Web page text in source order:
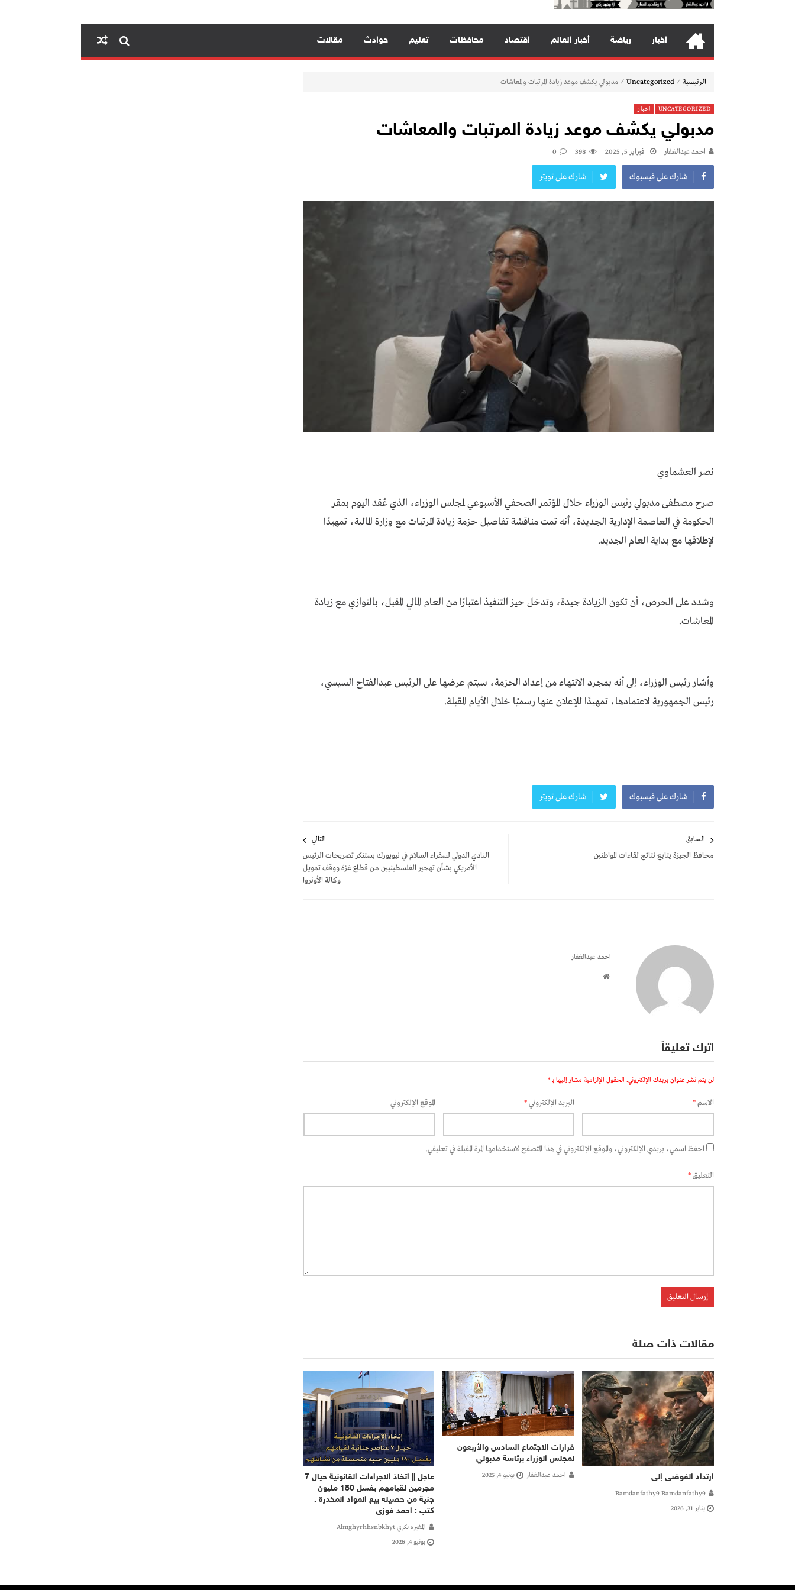
جمعية تنمية المجتمع بالصباح تطلق مبادرة «نساء يصنعن الأثر» وتُنظم ندوة «المناعة
النفسية» للدكتورة شيماء منير الظن
اخبار رياضة أخبار العالم اقتصاد محافظات تعليم حوادث مقالات
الرئيسية ⁄
Uncategorized
⁄ مدبولي يكشف موعد زيادة المرتبات والمعاشات
UNCATEGORIZED اخبار
مدبولي يكشف موعد زيادة المرتبات والمعاشات
احمد عبدالغفار فبراير 5, 2025 398
0
شارك على فيسبوك شارك على تويتر
نصر العشماوي
صرح مصطفى مدبولي رئيس الوزراء خلال المؤتمر الصحفي الأسبوعي لمجلس الوزراء، الذي عُقد اليوم بمقر
الحكومة في العاصمة الإدارية الجديدة، أنه تمت مناقشة تفاصيل حزمة زيادة المرتبات مع وزارة المالية، تمهيدًا
لإطلاقها مع بداية العام الجديد.
وشدد على الحرص، أن تكون الزيادة جيدة، وتدخل حيز التنفيذ اعتبارًا من العام المالي المقبل، بالتوازي مع زيادة
المعاشات.
وأشار رئيس الوزراء، إلى أنه بمجرد الانتهاء من إعداد الحزمة، سيتم عرضها على الرئيس عبدالفتاح السيسي،
رئيس الجمهورية لاعتمادها، تمهيدًا للإعلان عنها رسميًا خلال الأيام المقبلة.
شارك على فيسبوك شارك على تويتر
المقالات
السابق
محافظ الجيزة يتابع نتائج لقاءات المواطنين
التالي
النادي الدولي لسفراء السلام في نيويورك يستنكر تصريحات الرئيس
الأمريكي بشأن تهجير الفلسطينيين من قطاع غزة ووقف تمويل
وكالة الأونروا
احمد عبدالغفار
اترك تعليقاً
لن يتم نشر عنوان بريدك الإلكتروني. الحقول الإلزامية مشار إليها بـ *
الاسم* البريد الإلكتروني* الموقع الإلكتروني
احفظ اسمي، بريدي الإلكتروني، والموقع الإلكتروني في هذا المتصفح لاستخدامها المرة المقبلة في تعليقي.
التعليق*
مقالات ذات صلة
ارتداد الفوضى إلى
Ramdanfathy9 Ramdanfathy9
يناير 31, 2026
قرارات الاجتماع السادس والأربعون
لمجلس الوزراء برئاسة مدبولي
احمد عبدالغفار يونيو 4, 2025
عاجل || اتخاذ الاجراءات القانونية حيال 7
مجرمين لقيامهم بغسل 180 مليون
جنية من حصيله بيع المواد المخدرة .
كتب : احمد فوزى
المغيره بكري Almghyrhhsnbkhyt
يونيو 4, 2026